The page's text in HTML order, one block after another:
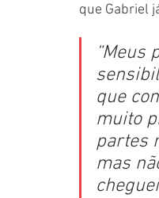
que Gabriel
“Meus
que
muito
partes
mas